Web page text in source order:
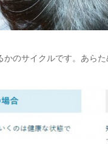
のサイクルです。あらた